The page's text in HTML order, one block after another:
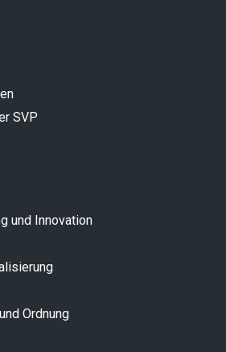
SVP
und Innovation
Ordnung